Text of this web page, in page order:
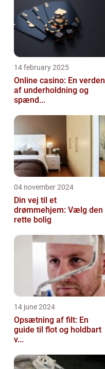
14 february 2025
Online casino: En verden
af underholdning og
spænd...
04 november 2024
Din vej til et
drømmehjem: Vælg den
rette bolig
14 june 2024
Opsætning af filt: En
guide til flot og holdbart
v...